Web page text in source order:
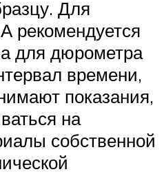
Для
рекомендуется
а для дюрометра
времени,
показания,
на
собственной